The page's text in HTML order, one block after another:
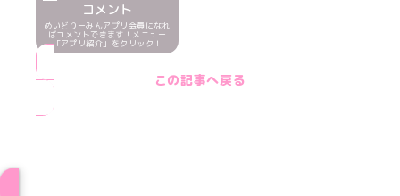
コメント
めいどりーみんアプリ会員になれ
ばコメントできます！メニュー
「アプリ紹介」をクリック！
この記事へ戻る